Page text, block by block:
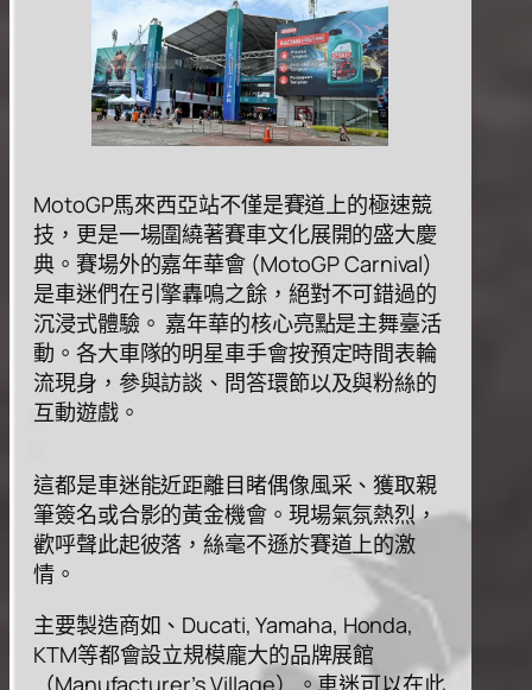
MotoGP⾺來西亞站不僅是賽道上的極速競
技，更是⼀場圍繞著賽⾞⽂化展開的盛⼤慶
典。賽場外的嘉年華會 (MotoGP Carnival)
是⾞迷們在引擎轟鳴之餘，絕對不可錯過的
沉浸式體驗。 嘉年華的核⼼亮點是主舞臺活
動。各⼤⾞隊的明星⾞⼿會按預定時間表輪
流現⾝，參與訪談、問答環節以及與粉絲的
互動遊戲。
這都是⾞迷能近距離⽬睹偶像⾵采、獲取親
筆簽名或合影的⿈⾦機會。現場氣氛熱烈，
歡呼聲此起彼落，絲毫不遜於賽道上的激
情。
主要製造商如、Ducati, Yamaha, Honda,
KTM等都會設⽴規模龐⼤的品牌展館